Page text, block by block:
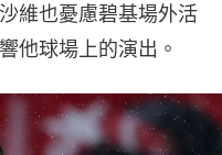
維也憂慮碧基場外活
他球場上的演出。